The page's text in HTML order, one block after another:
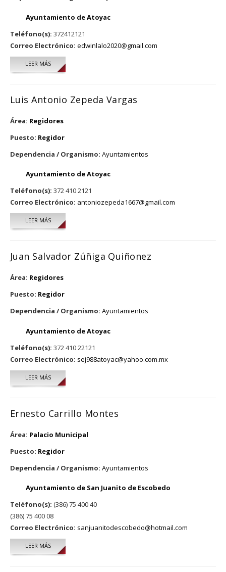
Ayuntamiento de Atoyac
Teléfono(s): 372412121
Correo Electrónico: edwinlalo2020@gmail.com
LEER MÁSSOBRE EDUARDO MALDONADO LÓPEZ
Luis Antonio Zepeda Vargas
Área: Regidores
Puesto: Regidor
Dependencia / Organismo: Ayuntamientos
Ayuntamiento de Atoyac
Teléfono(s): 372 410 2121
Correo Electrónico: antoniozepeda1667@gmail.com
LEER MÁSSOBRE LUIS ANTONIO ZEPEDA VARGAS
Juan Salvador Zúñiga Quiñonez
Área: Regidores
Puesto: Regidor
Dependencia / Organismo: Ayuntamientos
Ayuntamiento de Atoyac
Teléfono(s): 372 410 22121
Correo Electrónico: sej988atoyac@yahoo.com.mx
LEER MÁSSOBRE JUAN SALVADOR ZÚÑIGA QUIÑONEZ
Ernesto Carrillo Montes
Área: Palacio Municipal
Puesto: Regidor
Dependencia / Organismo: Ayuntamientos
Ayuntamiento de San Juanito de Escobedo
Teléfono(s): (386) 75 400 40
(386) 75 400 08
Correo Electrónico: sanjuanitodescobedo@hotmail.com
LEER MÁSSOBRE ERNESTO CARRILLO MONTES